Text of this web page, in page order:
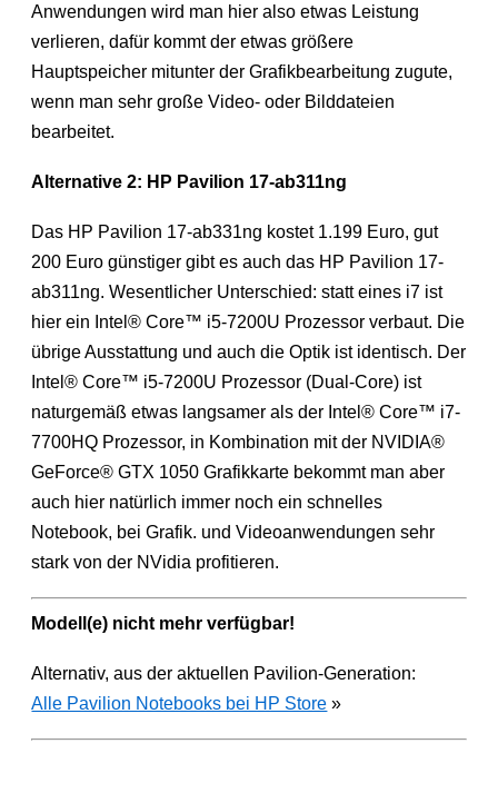
Anwendungen wird man hier also etwas Leistung
verlieren, dafür kommt der etwas größere
Hauptspeicher mitunter der Grafikbearbeitung zugute,
wenn man sehr große Video- oder Bilddateien
bearbeitet.
Alternative 2: HP Pavilion 17-ab311ng
Das HP Pavilion 17-ab331ng kostet 1.199 Euro, gut
200 Euro günstiger gibt es auch das HP Pavilion 17-
ab311ng. Wesentlicher Unterschied: statt eines i7 ist
hier ein Intel® Core™ i5-7200U Prozessor verbaut. Die
übrige Ausstattung und auch die Optik ist identisch. Der
Intel® Core™ i5-7200U Prozessor (Dual-Core) ist
naturgemäß etwas langsamer als der Intel® Core™ i7-
7700HQ Prozessor, in Kombination mit der NVIDIA®
GeForce® GTX 1050 Grafikkarte bekommt man aber
auch hier natürlich immer noch ein schnelles
Notebook, bei Grafik. und Videoanwendungen sehr
stark von der NVidia profitieren.
Modell(e) nicht mehr verfügbar!
Alternativ, aus der aktuellen Pavilion-Generation:
Alle Pavilion Notebooks bei HP Store »